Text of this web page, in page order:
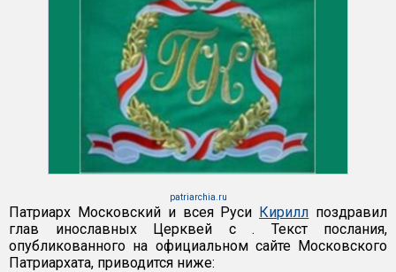
patriarchia.ru
Патриарх Московский и всея Руси Кирилл поздравил
глав инославных Церквей с . Текст послания,
опубликованного на официальном сайте Московского
Патриархата, приводится ниже: